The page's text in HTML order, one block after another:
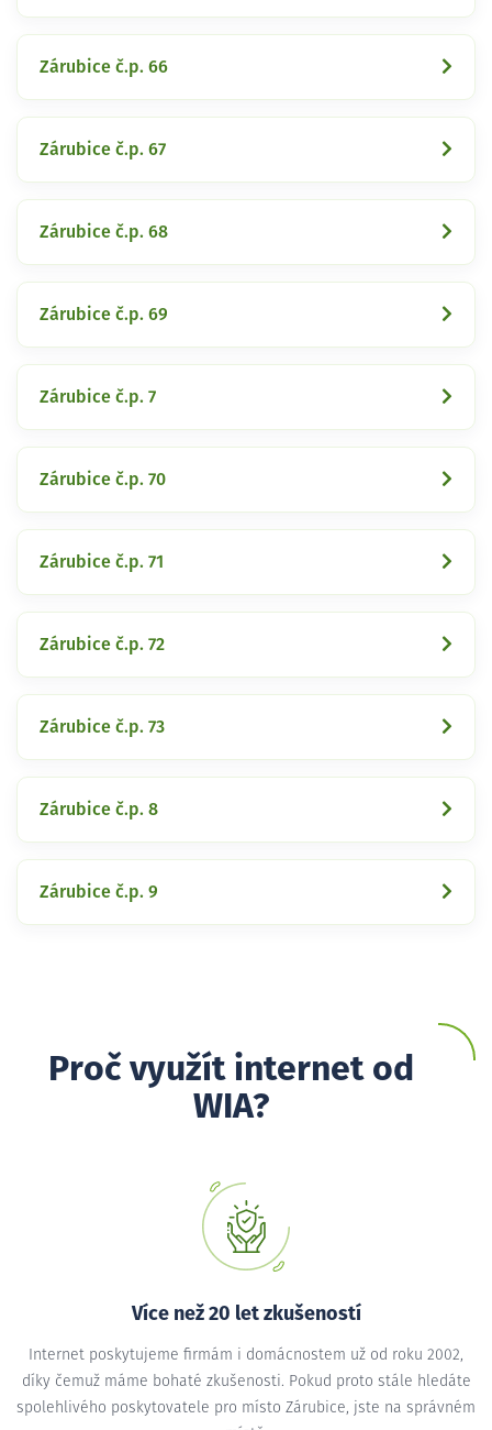
Zárubice č.p. 66
Zárubice č.p. 67
Zárubice č.p. 68
Zárubice č.p. 69
Zárubice č.p. 7
Zárubice č.p. 70
Zárubice č.p. 71
Zárubice č.p. 72
Zárubice č.p. 73
Zárubice č.p. 8
Zárubice č.p. 9
Proč využít internet od
WIA?
Více než 20 let zkušeností
Internet poskytujeme firmám i domácnostem už od roku 2002,
díky čemuž máme bohaté zkušenosti. Pokud proto stále hledáte
spolehlivého poskytovatele pro místo Zárubice, jste na správném